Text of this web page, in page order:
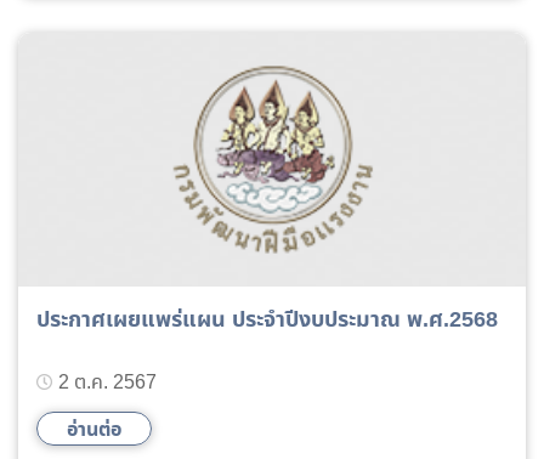
ประกาศเผยแพร่แผน ประจำปีงบประมาณ พ.ศ.2568
2 ต.ค. 2567
อ่านต่อ